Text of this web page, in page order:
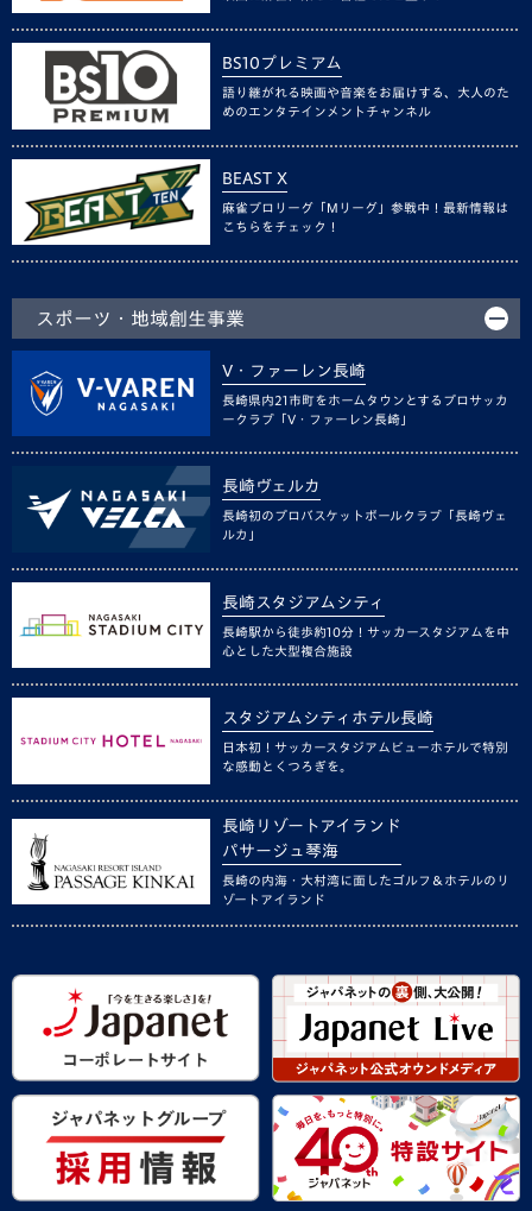
BS10プレミアム
語り継がれる映画や音楽をお届けする、大人のた
めのエンタテインメントチャンネル
BEAST X
麻雀プロリーグ「Mリーグ」参戦中！最新情報は
こちらをチェック！
スポーツ・地域創生事業
V・ファーレン長崎
長崎県内21市町をホームタウンとするプロサッカ
ークラブ「V・ファーレン長崎」
長崎ヴェルカ
長崎初のプロバスケットボールクラブ「長崎ヴェ
ルカ」
長崎スタジアムシティ
長崎駅から徒歩約10分！サッカースタジアムを中
心とした大型複合施設
スタジアムシティホテル長崎
日本初！サッカースタジアムビューホテルで特別
な感動とくつろぎを。
長崎リゾートアイランド
パサージュ琴海
長崎の内海・大村湾に面したゴルフ＆ホテルのリ
ゾートアイランド